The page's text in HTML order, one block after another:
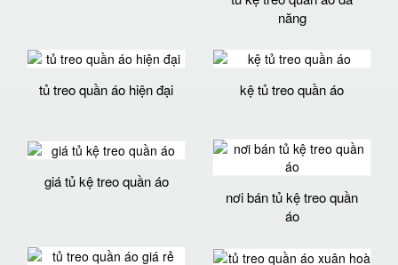
năng
tủ treo quần áo hiện đại kệ tủ treo quần áo
giá tủ kệ treo quần áo
nơi bán tủ kệ treo quần
áo